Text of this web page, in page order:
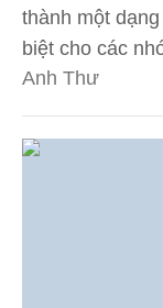
thành một
biệt cho các
Anh Thư